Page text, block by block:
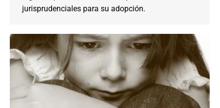
jurisprudenciales para su adopción.